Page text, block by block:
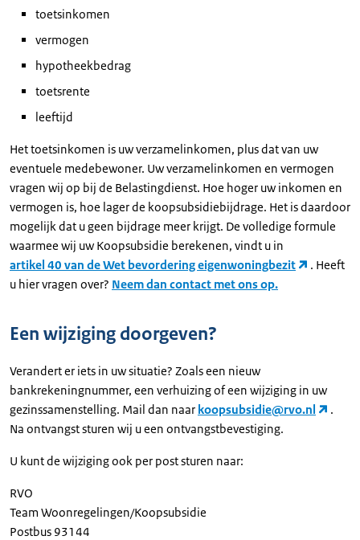
toetsinkomen
vermogen
hypotheekbedrag
toetsrente
leeftijd
Het toetsinkomen is uw verzamelinkomen, plus dat van uw
eventuele medebewoner. Uw verzamelinkomen en vermogen
vragen wij op bij de Belastingdienst. Hoe hoger uw inkomen en
vermogen is, hoe lager de koopsubsidiebijdrage. Het is daardoor
mogelijk dat u geen bijdrage meer krijgt. De volledige formule
waarmee wij uw Koopsubsidie berekenen, vindt u in
artikel 40 van de Wet bevordering eigenwoningbezit
. Heeft
u hier vragen over? Neem dan contact met ons op.
Een wijziging doorgeven?
Verandert er iets in uw situatie? Zoals een nieuw
bankrekeningnummer, een verhuizing of een wijziging in uw
gezinssamenstelling. Mail dan naar koopsubsidie@rvo.nl
.
Na ontvangst sturen wij u een ontvangstbevestiging.
U kunt de wijziging ook per post sturen naar:
RVO
Team Woonregelingen/Koopsubsidie
Postbus 93144